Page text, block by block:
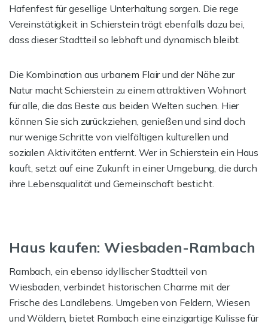
Hafenfest für gesellige Unterhaltung sorgen. Die rege
Vereinstätigkeit in Schierstein trägt ebenfalls dazu bei,
dass dieser Stadtteil so lebhaft und dynamisch bleibt.
Die Kombination aus urbanem Flair und der Nähe zur
Natur macht Schierstein zu einem attraktiven Wohnort
für alle, die das Beste aus beiden Welten suchen. Hier
können Sie sich zurückziehen, genießen und sind doch
nur wenige Schritte von vielfältigen kulturellen und
sozialen Aktivitäten entfernt. Wer in Schierstein ein Haus
kauft, setzt auf eine Zukunft in einer Umgebung, die durch
ihre Lebensqualität und Gemeinschaft besticht.
Haus kaufen: Wiesbaden-Rambach
Rambach, ein ebenso idyllischer Stadtteil von
Wiesbaden, verbindet historischen Charme mit der
Frische des Landlebens. Umgeben von Feldern, Wiesen
und Wäldern, bietet Rambach eine einzigartige Kulisse für